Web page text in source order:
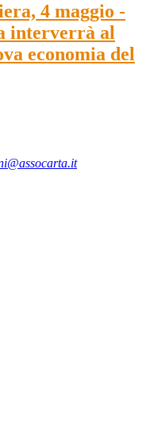
4 maggio -
interverrà al
economia del